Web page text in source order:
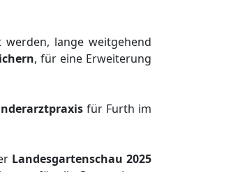
lange weitgehend
, für eine Erweiterung
für Furth im
Landesgartenschau 2025